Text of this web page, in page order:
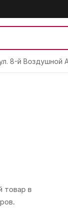
8-й Воздушной
товар в